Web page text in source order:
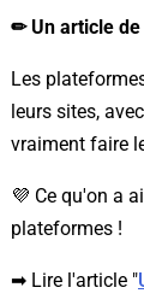
✏ Un article de
Les
leurs sites,
vraiment faire
💜 Ce qu'on a
plateformes !
➡ Lire l'article "